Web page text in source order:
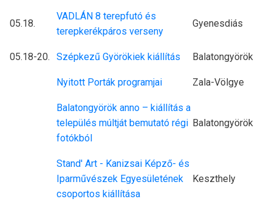
05.18.
VADLÁN 8 terepfutó és
terepkerékpáros verseny
Gyenesdiás
05.18-20. Szépkezű Györökiek kiállítás Balatongyörök
Nyitott Porták programjai Zala-Völgye
Balatongyörök anno – kiállítás a
település múltját bemutató régi
fotókból
Balatongyörök
Stand' Art - Kanizsai Képző- és
Iparművészek Egyesületének
csoportos kiállítása
Keszthely